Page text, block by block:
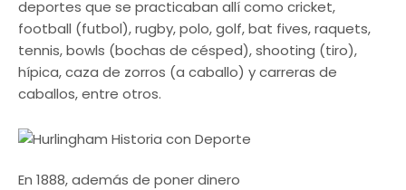
deportes que se practicaban allí como cricket,
football (futbol), rugby, polo, golf, bat fives, raquets,
tennis, bowls (bochas de césped), shooting (tiro),
hípica, caza de zorros (a caballo) y carreras de
caballos, entre otros.
En 1888, además de poner dinero